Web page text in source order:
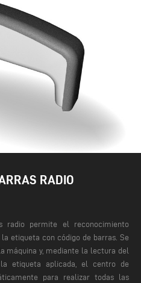
RADIO
radio permite el reconocimiento
etiqueta con código de barras. Se
máquina y, mediante la lectura del
etiqueta aplicada, el centro de
para realizar todas las